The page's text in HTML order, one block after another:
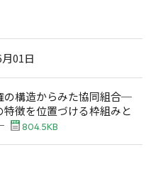
01日
の構造からみた協同組合─
特徴を位置づける枠組みと
804.5KB